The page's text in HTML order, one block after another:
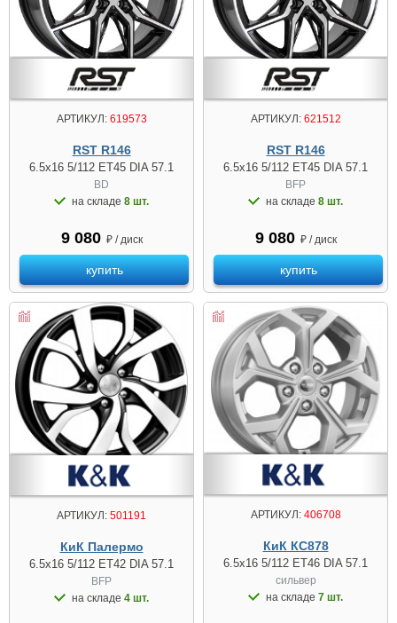
АРТИКУЛ:619573
RST R146
6.5x16 5/112 ET45 DIA 57.1
BD
на складе 8 шт.
9 080 ₽ / диск
купить
АРТИКУЛ:621512
RST R146
6.5x16 5/112 ET45 DIA 57.1
BFP
на складе 8 шт.
9 080 ₽ / диск
купить
АРТИКУЛ: 501191
КиК Палермо
6.5x16 5/112 ET42 DIA 57.1
BFP
на складе 4 шт.
АРТИКУЛ:406708
КиК КС878
6.5x16 5/112 ET46 DIA 57.1
сильвер
на складе 7 шт.